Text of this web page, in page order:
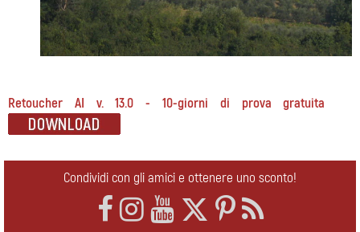
Retoucher AI v. 13.0 - 10-giorni di prova gratuita
Condividi con gli amici e ottenere uno sconto!